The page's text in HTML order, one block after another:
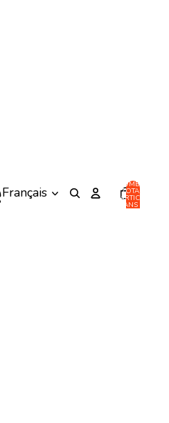
NOMBRE
TOTAL
D’ARTICLES
DANS LE